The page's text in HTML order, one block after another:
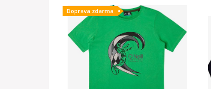
Do obchodu
Detail produktu
Doprava zdarma